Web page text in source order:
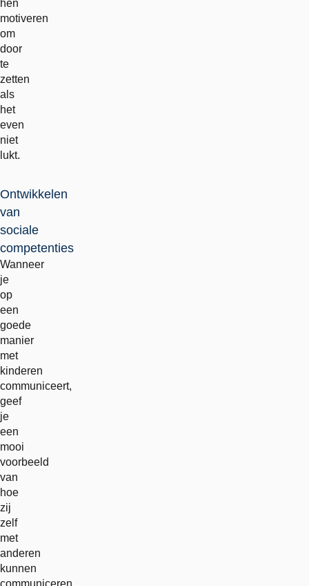
hen
motiveren
om
door
te
zetten
als
het
even
niet
lukt.
Ontwikkelen
van
sociale
competenties
Wanneer
je
op
een
goede
manier
met
kinderen
communiceert,
geef
je
een
mooi
voorbeeld
van
hoe
zij
zelf
met
anderen
kunnen
communiceren.